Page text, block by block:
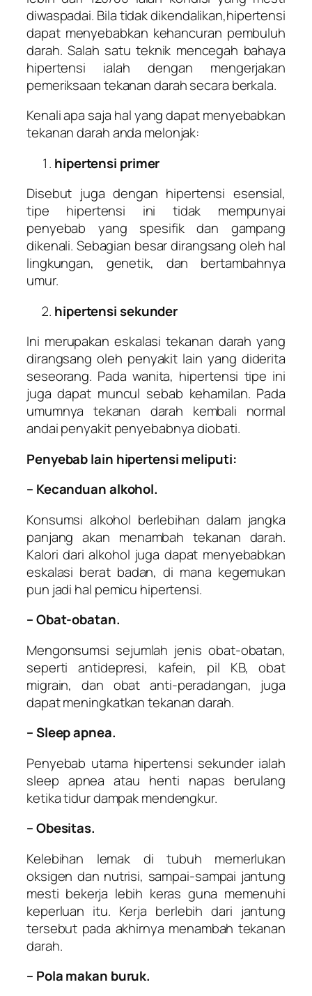
diwaspadai. Bila tidak dikendalikan,hipertensi
dapat menyebabkan kehancuran pembuluh
darah. Salah satu teknik mencegah bahaya
hipertensi ialah dengan mengerjakan
pemeriksaan tekanan darah secara berkala.
Kenali apa saja hal yang dapat menyebabkan
tekanan darah anda melonjak:
hipertensi primer
Disebut juga dengan hipertensi esensial,
tipe hipertensi ini tidak mempunyai
penyebab yang spesifik dan gampang
dikenali. Sebagian besar dirangsang oleh hal
lingkungan, genetik, dan bertambahnya
umur.
hipertensi sekunder
Ini merupakan eskalasi tekanan darah yang
dirangsang oleh penyakit lain yang diderita
seseorang. Pada wanita, hipertensi tipe ini
juga dapat muncul sebab kehamilan. Pada
umumnya tekanan darah kembali normal
andai penyakit penyebabnya diobati.
Penyebab lain hipertensi meliputi:
– Kecanduan alkohol.
Konsumsi alkohol berlebihan dalam jangka
panjang akan menambah tekanan darah.
Kalori dari alkohol juga dapat menyebabkan
eskalasi berat badan, di mana kegemukan
pun jadi hal pemicu hipertensi.
– Obat-obatan.
Mengonsumsi sejumlah jenis obat-obatan,
seperti antidepresi, kafein, pil KB, obat
migrain, dan obat anti-peradangan, juga
dapat meningkatkan tekanan darah.
– Sleep apnea.
Penyebab utama hipertensi sekunder ialah
sleep apnea atau henti napas berulang
ketika tidur dampak mendengkur.
– Obesitas.
Kelebihan lemak di tubuh memerlukan
oksigen dan nutrisi, sampai-sampai jantung
mesti bekerja lebih keras guna memenuhi
keperluan itu. Kerja berlebih dari jantung
tersebut pada akhirnya menambah tekanan
darah.
– Pola makan buruk.